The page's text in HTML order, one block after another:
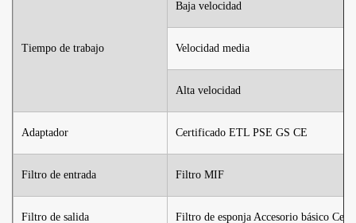
Tiempo de trabajo
Baja velocidad
Velocidad media
Alta velocidad
Adaptador Certificado ETL PSE GS CE
Filtro de entrada Filtro MIF
Filtro de salida Filtro de esponja Accesorio básico